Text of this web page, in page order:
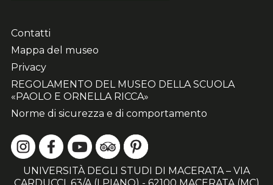
Contatti
Mappa del museo
Privacy
REGOLAMENTO DEL MUSEO DELLA SCUOLA
«PAOLO E ORNELLA RICCA»
Norme di sicurezza e di comportamento
UNIVERSITÀ DEGLI STUDI DI MACERATA – VIA